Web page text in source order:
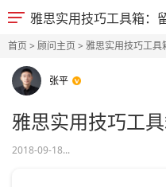
雅思实用技巧工具箱：
首页> 顾问主页> 雅思实用技巧工
张平
雅思实用技巧工
2018-09-18...